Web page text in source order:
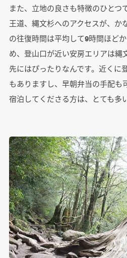
また、立地の良さも特徴のひとつ
王道、縄文杉へのアクセスが、か
の往復時間は平均して9時間ほど
め、登山口が近い安房エリアは縄
先にはぴったりなんです。近くに
もありますし、早朝弁当の手配も
宿泊してくださる方は、とても多